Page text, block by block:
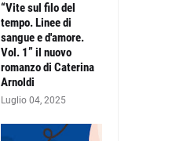
“Vite sul filo del
tempo. Linee di
sangue e d'amore.
Vol. 1” il nuovo
romanzo di Caterina
Arnoldi
Luglio 04, 2025